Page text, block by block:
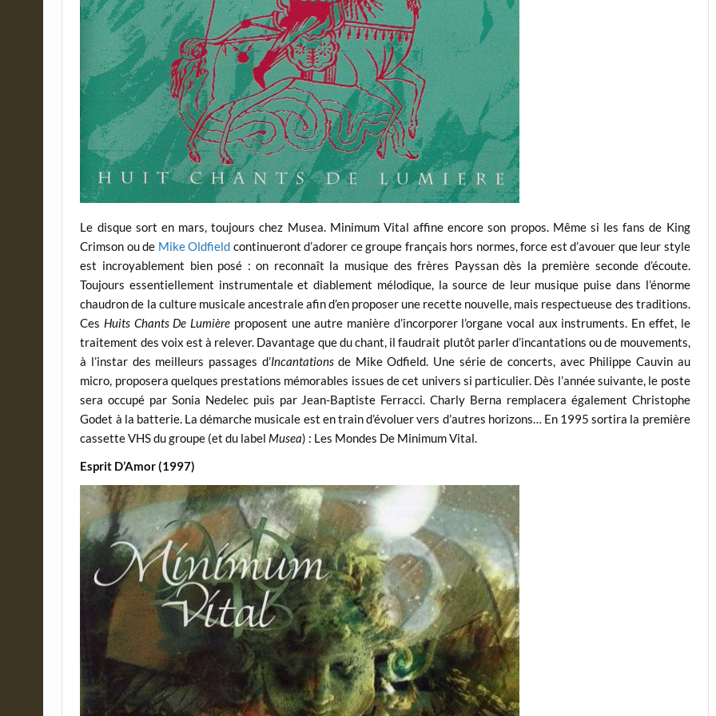
Le disque sort en mars, toujours chez Musea. Minimum Vital affine encore son propos. Même si les fans de King
Crimson ou de Mike Oldfield continueront d’adorer ce groupe français hors normes, force est d’avouer que leur style
est incroyablement bien posé : on reconnaît la musique des frères Payssan dès la première seconde d’écoute.
Toujours essentiellement instrumentale et diablement mélodique, la source de leur musique puise dans l’énorme
chaudron de la culture musicale ancestrale afin d’en proposer une recette nouvelle, mais respectueuse des traditions.
Ces Huits Chants De Lumière proposent une autre manière d’incorporer l’organe vocal aux instruments. En effet, le
traitement des voix est à relever. Davantage que du chant, il faudrait plutôt parler d’incantations ou de mouvements,
à l’instar des meilleurs passages d’Incantationsde Mike Odfield. Une série de concerts, avec Philippe Cauvin au
micro, proposera quelques prestations mémorables issues de cet univers si particulier. Dès l’année suivante, le poste
sera occupé par Sonia Nedelec puis par Jean-Baptiste Ferracci. Charly Berna remplacera également Christophe
Godet à la batterie. La démarche musicale est en train d’évoluer vers d’autres horizons… En 1995 sortira la première
cassette VHS du groupe (et du label Musea) : Les Mondes De Minimum Vital.
Esprit D’Amor (1997)